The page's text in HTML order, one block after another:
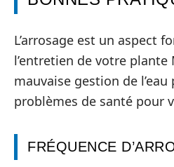
L’arrosage est un aspect
l’entretien de votre plante
mauvaise gestion de
problèmes de santé pour
FRÉQUENCE